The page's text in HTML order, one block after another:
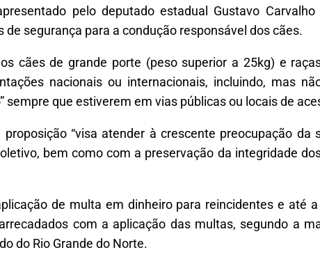
pelo deputado estadual Gustavo
segurança para a condução responsável dos cães.
cães de grande porte (peso superior a 25kg) e
nacionais ou internacionais, incluindo, mas
que estiverem em vias públicas ou locais de
“visa atender à crescente preocupação da
bem como com a preservação da integridade
de multa em dinheiro para reincidentes e até
com a aplicação das multas, segundo a
do Rio Grande do Norte.